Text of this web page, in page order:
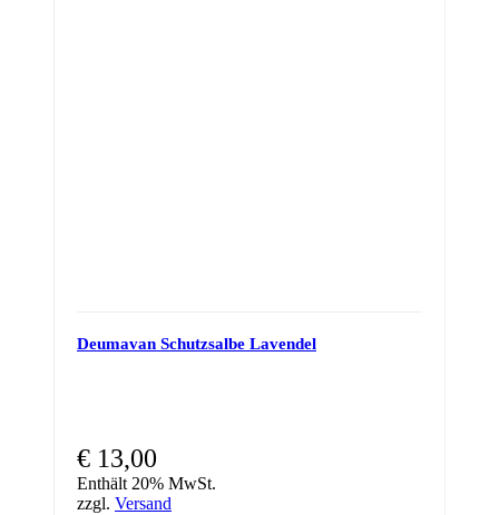
Deumavan Schutzsalbe Lavendel
€ 13,00
Enthält 20% MwSt.
zzgl. Versand